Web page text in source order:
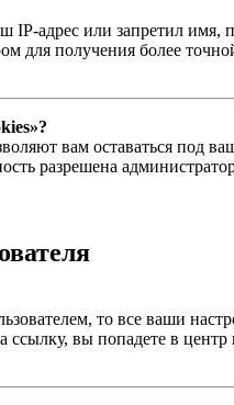
IP-адрес или запретил
для получения более
вам оставаться под
разрешена
то все ваши
вы попадете в